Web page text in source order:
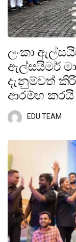
ලංකා
ඇල්සයිමර්
දැනුම්වත්
ආරම්භ කරයි
EDU TEAM